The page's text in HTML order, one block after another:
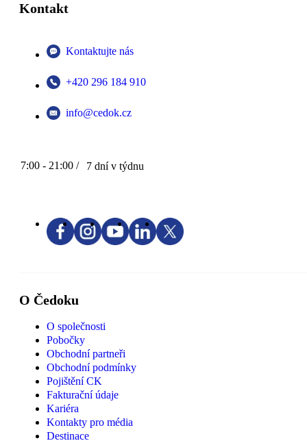
Kontakt
Kontaktujte nás
+420 296 184 910
info@cedok.cz
7:00 - 21:00 / 7 dní v týdnu
O Čedoku
O společnosti
Pobočky
Obchodní partneři
Obchodní podmínky
Pojištění CK
Fakturační údaje
Kariéra
Kontakty pro média
Destinace